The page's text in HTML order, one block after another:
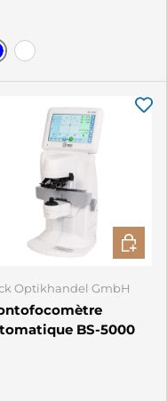
Optikhandel GmbH
BS-5000